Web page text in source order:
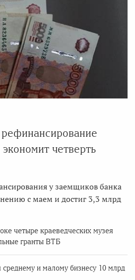
четверть
у заемщиков банка
с маем и достиг 3,3 млрд
четыре краеведческих музея
гранты ВТБ
и малому бизнесу 10 млрд